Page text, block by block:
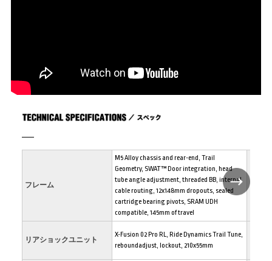
フレーム
M5 Alloy chassis and rear-end, Trail
Geometry, SWAT™ Door integration, head
tube angle adjustment, threaded BB, internal
cable routing, 12x148mm dropouts, sealed
cartridge bearing pivots, SRAM UDH
compatible, 145mm of travel
SWAT
リアショックユニット
X-Fusion 02 Pro RL, Ride Dynamics Trail Tune,
reboundadjust, lockout, 210x55mm